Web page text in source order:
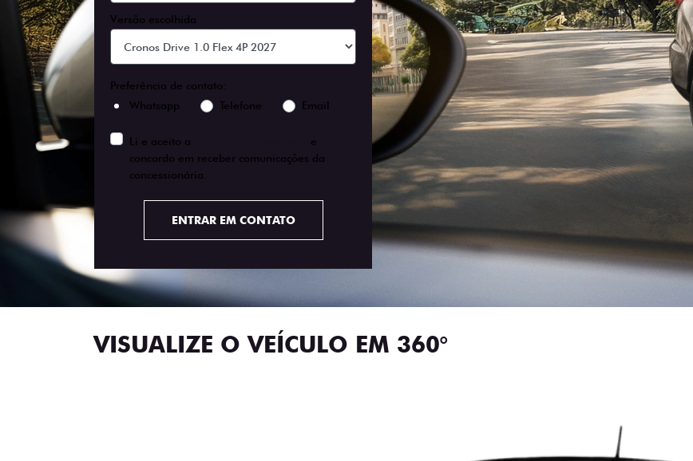
Versão escolhida
Preferência de contato:
Whatsapp
Telefone Email
Li e aceito a
e
concordo em receber comunicações da
concessionária.
ENTRAR EM CONTATO
VISUALIZE O VEÍCULO EM 360°